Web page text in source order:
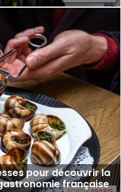
pour découvrir la
française